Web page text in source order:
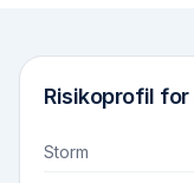
Risikoprofil for
Storm